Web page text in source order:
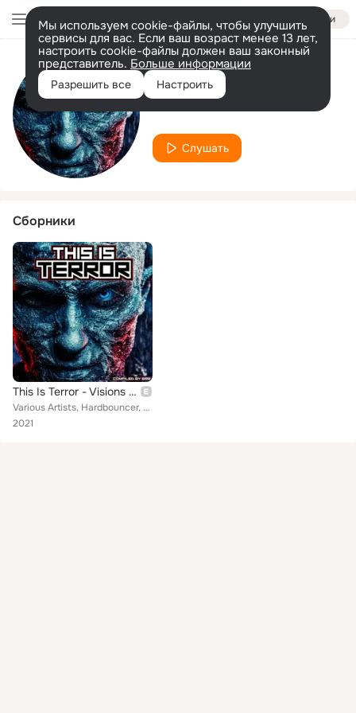
Войти
Мы используем cookie-файлы, чтобы улучшить
сервисы для вас. Если ваш возраст менее 13 лет,
настроить cookie-файлы должен ваш законный
представитель. Больше информации
Разрешить все Настроить
Исполнитель
MonstDeath
Слушать
Сборники
This Is Terror - Visions Of Terror
Various Artists, Hardbouncer, Deterrent Man, The Vizitor, Catkiller, E-Noid, SRB, Suicide Rage, Rotterdam Terror Corps, Aschvaul...
2021